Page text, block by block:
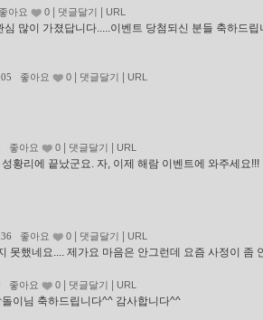
좋아요 0 댓글달기 URL
심 많이 가졌답니다.....이벤트 당첨되신 분들 축하드
좋아요 0 댓글달기 URL
좋아요 0 댓글달기 URL
황리에 끝났군요. 자, 이제 해람 이벤트에 와주세요!!!
좋아요 0 댓글달기 URL
못했네요.... 제가요 마음은 안그런데 요즘 사정이 좀
좋아요 0 댓글달기 URL
이님 축하드립니다^^ 감사합니다^^